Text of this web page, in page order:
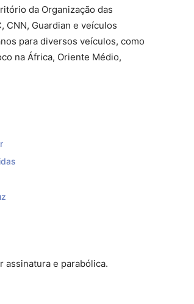
da Organização das
CNN, Guardian e veículos
para diversos veículos, como
na África, Oriente Médio,
assinatura e parabólica.